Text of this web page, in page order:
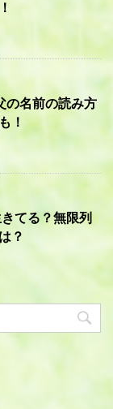
の名前の読み方
！
てる？無限列
？